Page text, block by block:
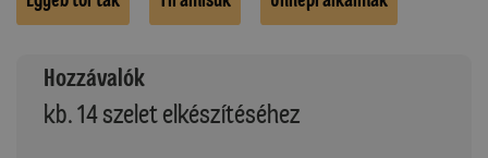
Hozzávalók
kb. 14 szelet elkészítéséhez